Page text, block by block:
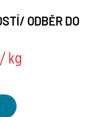
ODBĚR DO
/ kg